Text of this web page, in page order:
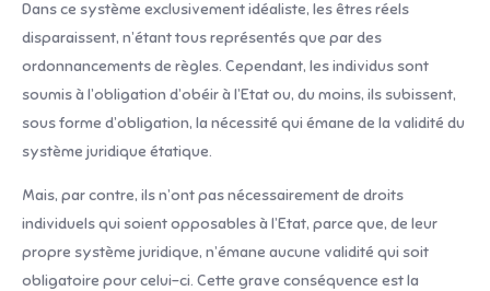
Dans ce système exclusivement idéaliste, les êtres réels
disparaissent, n’étant tous représentés que par des
ordonnancements de règles. Cependant, les individus sont
soumis à l’obligation d’obéir à l’Etat ou, du moins, ils subissent,
sous forme d’obligation, la nécessité qui émane de la validité du
système juridique étatique.
Mais, par contre, ils n’ont pas nécessairement de droits
individuels qui soient opposables à l’Etat, parce que, de leur
propre système juridique, n’émane aucune validité qui soit
obligatoire pour celui-ci. Cette grave conséquence est la